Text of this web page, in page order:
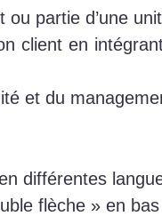
partie d’une
en
et du
différentes
flèche » en